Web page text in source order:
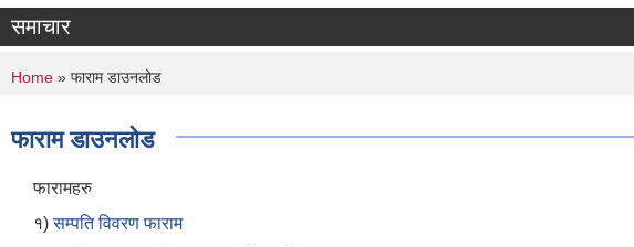
समाचार
You are here
Home » फाराम डाउनलोड
फाराम डाउनलोड
फारामहरु
१)सम्पति विवरण फाराम